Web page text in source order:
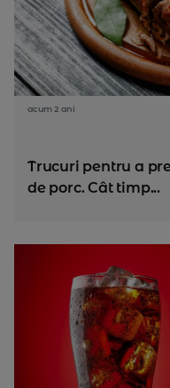
acum 2 ani
Trucuri pentru a
de porc. Cât timp...